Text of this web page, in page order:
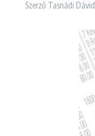
Szerző Tasnádi Dávid